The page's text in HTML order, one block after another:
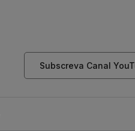
Subscreva Canal